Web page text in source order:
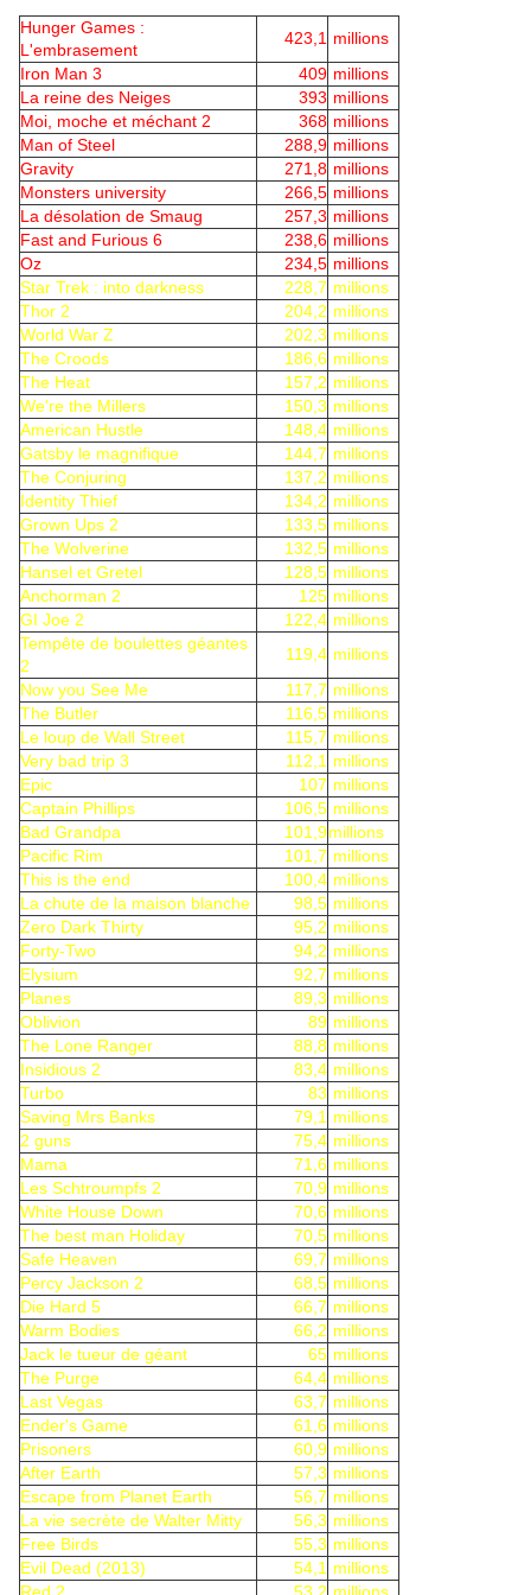
Hunger Games :
L'embrasement
423,1 millions
Iron Man 3
409 millions
La reine des Neiges
393 millions
Moi, moche et méchant 2
368 millions
Man of Steel
288,9 millions
Gravity
271,8 millions
Monsters university
266,5 millions
La désolation de Smaug
257,3 millions
Fast and Furious 6
238,6 millions
Oz
234,5 millions
Star Trek : into darkness
228,7 millions
Thor 2
204,2 millions
World War Z
202,3 millions
The Croods
186,6 millions
The Heat
157,2 millions
We're the Millers
150,3 millions
American Hustle
148,4 millions
Gatsby le magnifique
144,7 millions
The Conjuring
137,2 millions
Identity Thief
134,2 millions
Grown Ups 2
133,5 millions
The Wolverine
132,5 millions
Hansel et Gretel
128,5 millions
Anchorman 2
125 millions
GI Joe 2
122,4 millions
Tempête de boulettes géantes
2
119,4 millions
Now you See Me
117,7 millions
The Butler
116,5 millions
Le loup de Wall Street
115,7 millions
Very bad trip 3
112,1 millions
Epic
107 millions
Captain Phillips
106,5 millions
Bad Grandpa
101,9millions
Pacific Rim
101,7 millions
This is the end
100,4 millions
La chute de la maison blanche
98,5 millions
Zero Dark Thirty
95,2 millions
Forty-Two
94,2 millions
Elysium
92,7 millions
Planes
89,3 millions
Oblivion
89 millions
The Lone Ranger
88,8 millions
Insidious 2
83,4 millions
Turbo
83 millions
Saving Mrs Banks
79,1 millions
2 guns
75,4 millions
Mama
71,6 millions
Les Schtroumpfs 2
70,9 millions
White House Down
70,6 millions
The best man Holiday
70,5 millions
Safe Heaven
69,7 millions
Percy Jackson 2
68,5 millions
Die Hard 5
66,7 millions
Warm Bodies
66,2 millions
Jack le tueur de géant
65 millions
The Purge
64,4 millions
Last Vegas
63,7 millions
Ender's Game
61,6 millions
Prisoners
60,9 millions
After Earth
57,3 millions
Escape from Planet Earth
56,7 millions
La vie secrète de Walter Mitty
56,3 millions
Free Birds
55,3 millions
Evil Dead (2013)
54,1 millions